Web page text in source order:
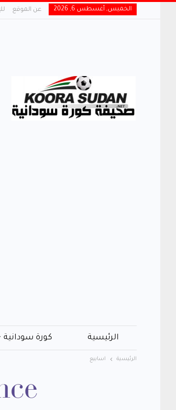
الخميس, أغسطس 6, 2026 عن الموقع
الرئيسية كورة سودانية
الرئيسية اسابيع